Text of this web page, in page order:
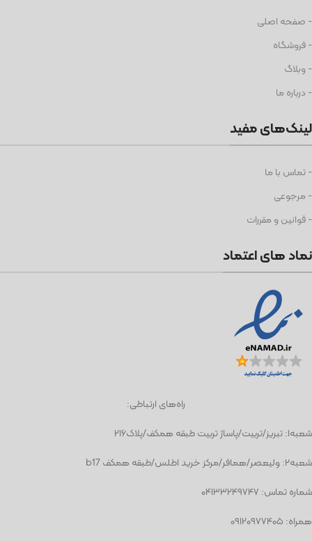
- صفحه اصلی
- فروشگاه
- وبلاگ
- درباره ما
لینک‌های مفید
- تماس با ما
- مرجوعی
- قوانین و مقررات
نماد های اعتماد
راه‌های ارتباطی:
شعبه١: تبریز/تربیت/پاساژ تربیت طبقه همکف/پلاک۲۱۶
شعبه٢: ولیعصر/همافر/مرکز خرید اطلس/طبقه همکف b17
شماره تماس: ۰۴۱۳۳۲۴۹۷۴۷
همراه: ۰۹۱۲۰۹۷۷۴۰۵